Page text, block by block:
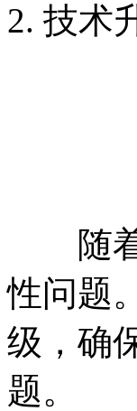
2. 技术
随着
性问题
级，确
题。